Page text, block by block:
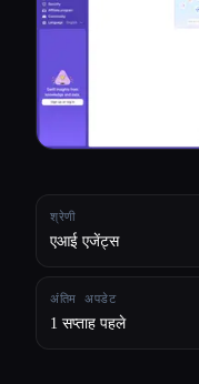
हमारे बारे में
श्रेणी
एआई एजेंट्स
अंतिम अपडेट
1 सप्ताह पहले